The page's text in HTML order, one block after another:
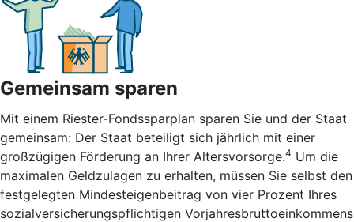
Gemeinsam sparen
Mit einem Riester-Fondssparplan sparen Sie und der Staat
gemeinsam: Der Staat beteiligt sich jährlich mit einer
großzügigen Förderung an Ihrer Altersvorsorge.4 Um die
maximalen Geldzulagen zu erhalten, müssen Sie selbst den
festgelegten Mindesteigenbeitrag von vier Prozent Ihres
sozialversicherungspflichtigen Vorjahresbruttoeinkommens